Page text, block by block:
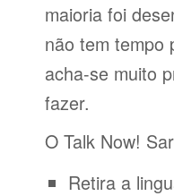
maioria foi
não tem tempo
acha-se muito
fazer.
O Talk Now!
Retira a